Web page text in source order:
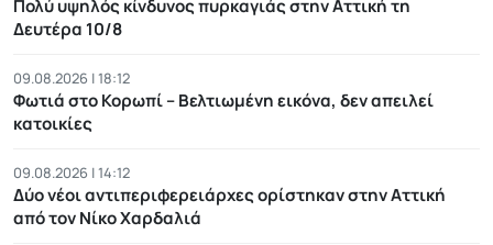
Πολύ υψηλός κίνδυνος πυρκαγιάς στην Αττική τη
Δευτέρα 10/8
09.08.2026 | 18:12
Φωτιά στο Κορωπί – Βελτιωμένη εικόνα, δεν απειλεί
κατοικίες
09.08.2026 | 14:12
Δύο νέοι αντιπεριφερειάρχες ορίστηκαν στην Αττική
από τον Νίκο Χαρδαλιά